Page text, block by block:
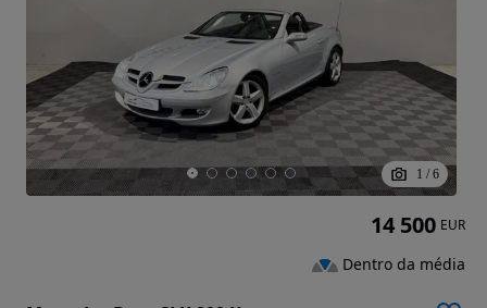
1 / 6
14 500 EUR
Dentro da média